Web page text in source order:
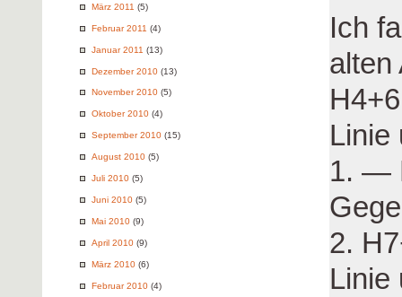
März 2011 (5)
Februar 2011 (4)
Januar 2011 (13)
Dezember 2010 (13)
November 2010 (5)
Oktober 2010 (4)
September 2010 (15)
August 2010 (5)
Juli 2010 (5)
Juni 2010 (5)
Mai 2010 (9)
April 2010 (9)
März 2010 (6)
Februar 2010 (4)
Ich
alten
Linie
1. —
2.
Linie